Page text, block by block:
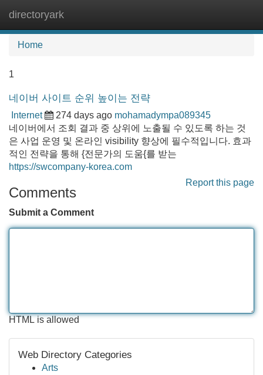
directoryark
Home
1
네이버 사이트 순위 높이는 전략
Internet 274 days ago mohamadympa089345
네이버에서 조회 결과 중 상위에 노출될 수 있도록 하는 것
은 사업 운영 및 온라인 visibility 향상에 필수적입니다. 효과
적인 전략을 통해 {전문가의 도움{를 받는
https://swcompany-korea.com
Report this page
Comments
Submit a Comment
HTML is allowed
Web Directory Categories
Arts